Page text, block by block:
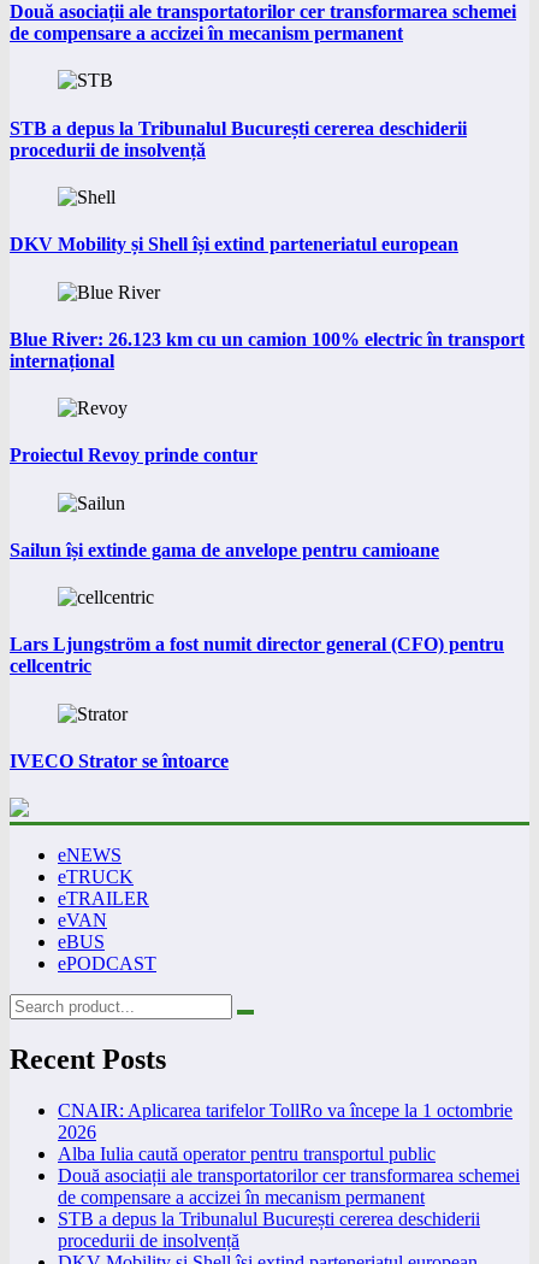
Două asociații ale transportatorilor cer transformarea schemei
de compensare a accizei în mecanism permanent
STB a depus la Tribunalul București cererea deschiderii
procedurii de insolvență
DKV Mobility și Shell își extind parteneriatul european
Blue River: 26.123 km cu un camion 100% electric în transport
internațional
Proiectul Revoy prinde contur
Sailun își extinde gama de anvelope pentru camioane
Lars Ljungström a fost numit director general (CFO) pentru
cellcentric
IVECO Strator se întoarce
eNEWS
eTRUCK
eTRAILER
eVAN
eBUS
ePODCAST
Recent Posts
CNAIR: Aplicarea tarifelor TollRo va începe la 1 octombrie
2026
Alba Iulia caută operator pentru transportul public
Două asociații ale transportatorilor cer transformarea schemei
de compensare a accizei în mecanism permanent
STB a depus la Tribunalul București cererea deschiderii
procedurii de insolvență